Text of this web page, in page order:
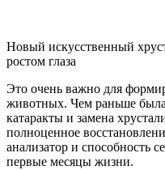
Новый искусственный
ростом глаза
Это очень важно для
животных. Чем раньше
катаракты и замена
полноценное
анализатор и способность
первые месяцы жизни.